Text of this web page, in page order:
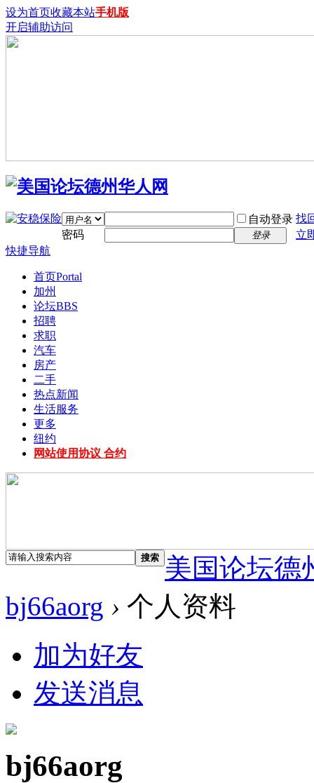
设为首页收藏本站手机版
开启辅助访问
自动登录 找
密码
登录
立
快捷导航
首页Portal
加州
论坛BBS
招聘
求职
汽车
房产
二手
热点新闻
生活服务
更多
纽约
网站使用协议 合约
搜索
美国论坛德
bj66aorg › 个人资料
加为好友
发送消息
bj66aorg